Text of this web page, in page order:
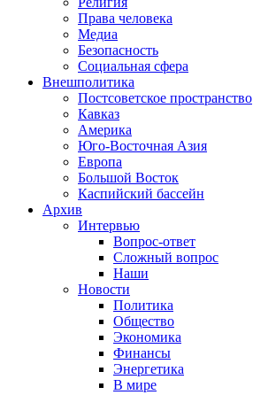
Права человека
Медиа
Безопасность
Социальная сфера
Внешполитика
Постсоветское пространство
Кавказ
Америка
Юго-Восточная Азия
Европа
Большой Восток
Каспийский бассейн
Архив
Интервью
Вопрос-ответ
Сложный вопрос
Наши
Новости
Политика
Общество
Экономика
Финансы
Энергетика
В мире